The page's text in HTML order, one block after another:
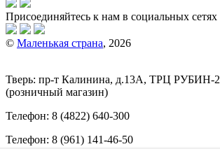
Присоединяйтесь к нам в социальных сетях
© Маленькая страна, 2026
Тверь: пр-т Калинина, д.13А, ТРЦ РУБИН-2
(розничный магазин)
Телефон: 8 (4822) 640-300
Телефон: 8 (961) 141-46-50